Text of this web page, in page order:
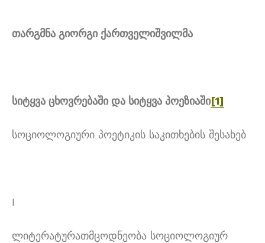
თარგმნა გიორგი ქართველიშვილმა
სიტყვა ცხოვრებაში და სიტყვა პოეზიაში[1]
სოციოლოგიური პოეტიკის საკითხების შესახებ
I
ლიტერატურათმცოდნეობა სოციოლოგიურ